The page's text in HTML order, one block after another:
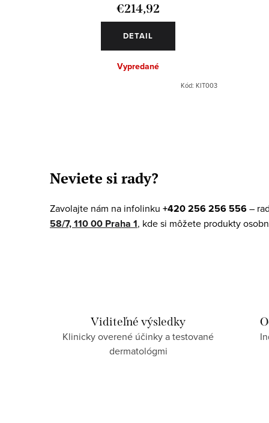
€214,92
DETAIL
Vypredané
Kód: KIT003
l
á
d
Neviete si rady?
Zavolajte nám na infolinku +420 256 256 556–
58/7, 110 00 Praha 1, kde si môžete produkty
Viditeľné výsledky
Klinicky overené účinky a testované
dermatológmi